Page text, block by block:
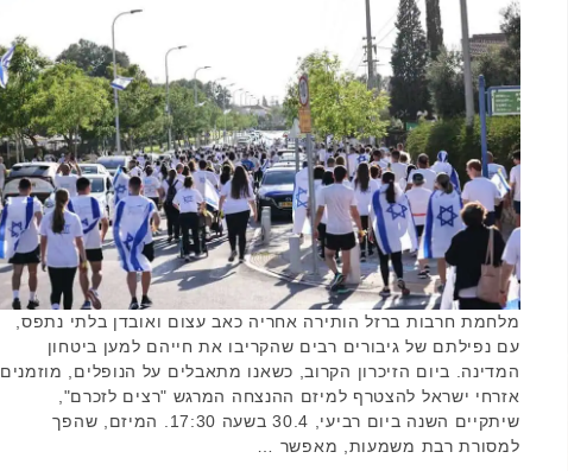
מלחמת חרבות ברזל הותירה אחריה כאב עצום ואובדן בלתי נתפס,
עם נפילתם של גיבורים רבים שהקריבו את חייהם למען ביטחון
המדינה. ביום הזיכרון הקרוב, כשאנו מתאבלים על הנופלים, מוזמנים
אזרחי ישראל להצטרף למיזם ההנצחה המרגש "רצים לזכרם",
שיתקיים השנה ביום רביעי, 30.4 בשעה 17:30. המיזם, שהפך
למסורת רבת משמעות, מאפשר …